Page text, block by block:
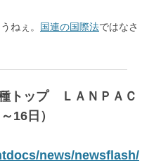
ねぇ。 国連の国際法ではなさ
トップ ＬＡＮＰＡＣ
16日）
news/newsflash/